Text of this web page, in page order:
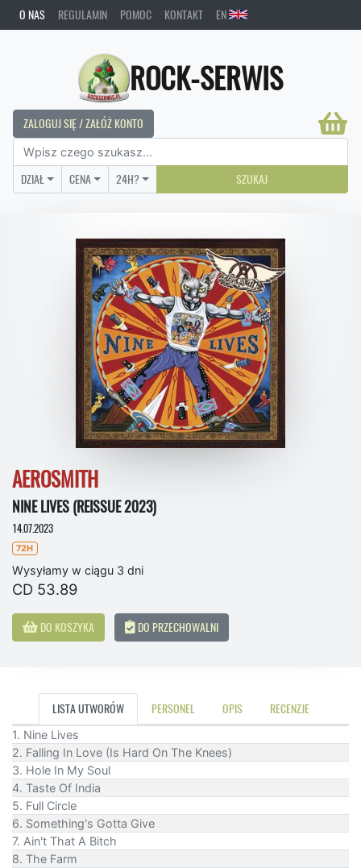
O NAS REGULAMIN POMOC KONTAKT EN
ROCK-SERWIS
ZALOGUJ SIĘ / ZAŁÓŻ KONTO
DZIAŁ CENA 24H? SZUKAJ
AEROSMITH
NINE LIVES (REISSUE 2023)
14.07.2023
72H
Wysyłamy w ciągu 3 dni
CD 53.89
DO KOSZYKA DO PRZECHOWALNI
LISTA UTWORÓW PERSONEL OPIS RECENZJE
1. Nine Lives
2. Falling In Love (Is Hard On The Knees)
3. Hole In My Soul
4. Taste Of India
5. Full Circle
6. Something's Gotta Give
7. Ain't That A Bitch
8. The Farm